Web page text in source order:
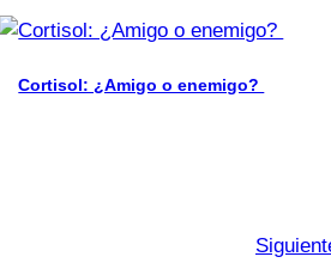
Cortisol: ¿Amigo o enemigo?